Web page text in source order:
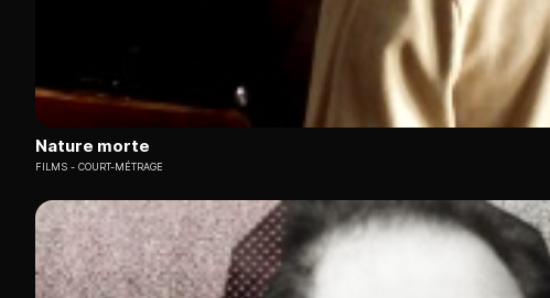
Nature morte
FILMS COURT-MÉTRAGE